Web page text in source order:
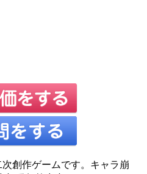
創作ゲームです。キャラ崩